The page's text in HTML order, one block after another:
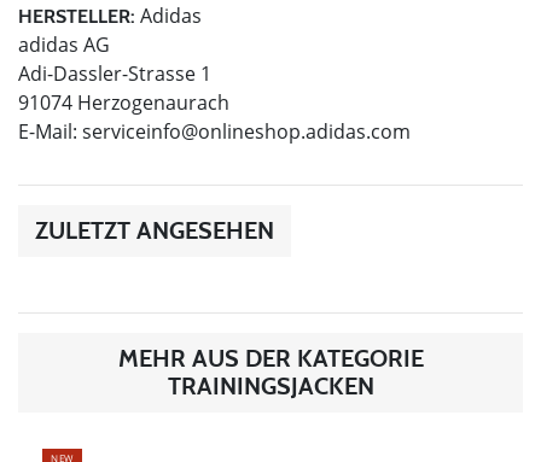
HERSTELLER: Adidas
adidas AG
Adi-Dassler-Strasse 1
91074 Herzogenaurach
E-Mail: serviceinfo@onlineshop.adidas.com
ZULETZT ANGESEHEN
MEHR AUS DER KATEGORIE
TRAININGSJACKEN
NEW